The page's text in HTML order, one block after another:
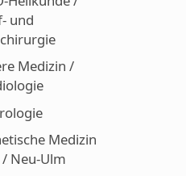
und
Medizin /
Medizin
Neu-Ulm